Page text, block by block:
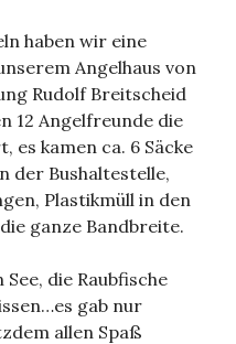
haben wir eine
Angelhaus von
Rudolf Breitscheid
12 Angelfreunde die
es kamen ca. 6 Säcke
der Bushaltestelle,
Plastikmüll in den
ganze Bandbreite.
die Raubfische
gab nur
allen Spaß